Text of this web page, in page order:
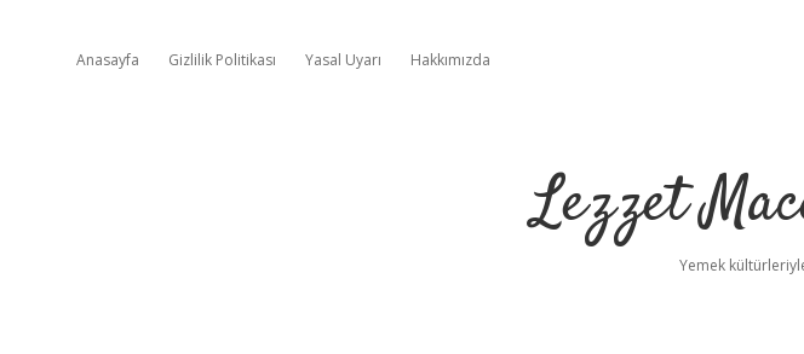
Anasayfa Gizlilik Politikası Yasal Uyarı Hakkımızda
Lezzet
Yemek